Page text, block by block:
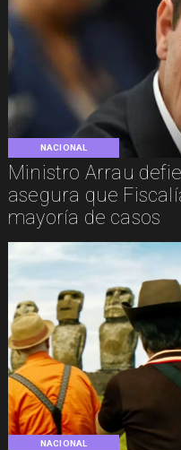
NACIONAL
Ministro Arrau
asegura que
mayoría de casos
NACIONAL